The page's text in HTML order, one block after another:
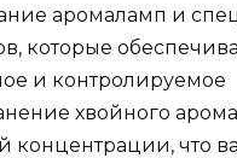
аромаламп и
которые
и контролируемое
хвойного
концентрации, что